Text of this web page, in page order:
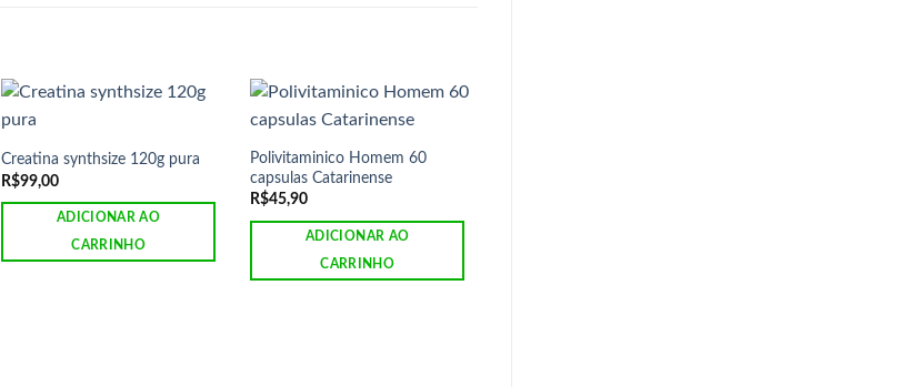
Creatina synthsize 120g pura
R$99,00
ADICIONAR AO
CARRINHO
Polivitaminico Homem 60
capsulas Catarinense
R$45,90
ADICIONAR AO
CARRINHO